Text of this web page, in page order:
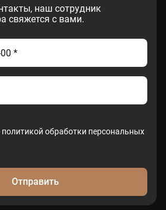
наш сотрудник
свяжется с вами.
политикой обработки персональных
Отправить